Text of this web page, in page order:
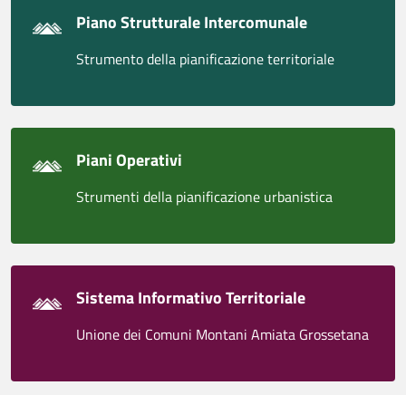
Piano Strutturale Intercomunale
Strumento della pianificazione territoriale
Piani Operativi
Strumenti della pianificazione urbanistica
Sistema Informativo Territoriale
Unione dei Comuni Montani Amiata Grossetana